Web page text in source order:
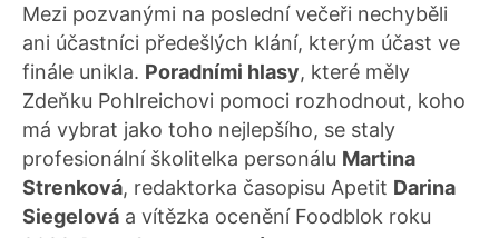
Mezi pozvanými na poslední večeři nechyběli
ani účastníci předešlých klání, kterým účast ve
finále unikla. Poradními hlasy, které měly
Zdeňku Pohlreichovi pomoci rozhodnout, koho
má vybrat jako toho nejlepšího, se staly
profesionální školitelka personálu Martina
Strenková, redaktorka časopisu Apetit Darina
Siegelová a vítězka ocenění Foodblok roku